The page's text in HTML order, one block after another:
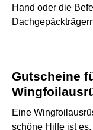
Hand oder die
Gutscheine
Eine
schöne Hilfe ist